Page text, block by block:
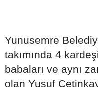
Yunusemre
takımında 4
babaları ve aynı
olan Yusuf